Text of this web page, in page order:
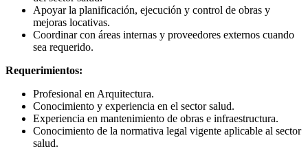
Apoyar la planificación, ejecución y control de obras y
mejoras locativas.
Coordinar con áreas internas y proveedores externos cuando
sea requerido.
Requerimientos:
Profesional en Arquitectura.
Conocimiento y experiencia en el sector salud.
Experiencia en mantenimiento de obras e infraestructura.
Conocimiento de la normativa legal vigente aplicable al sector
salud.